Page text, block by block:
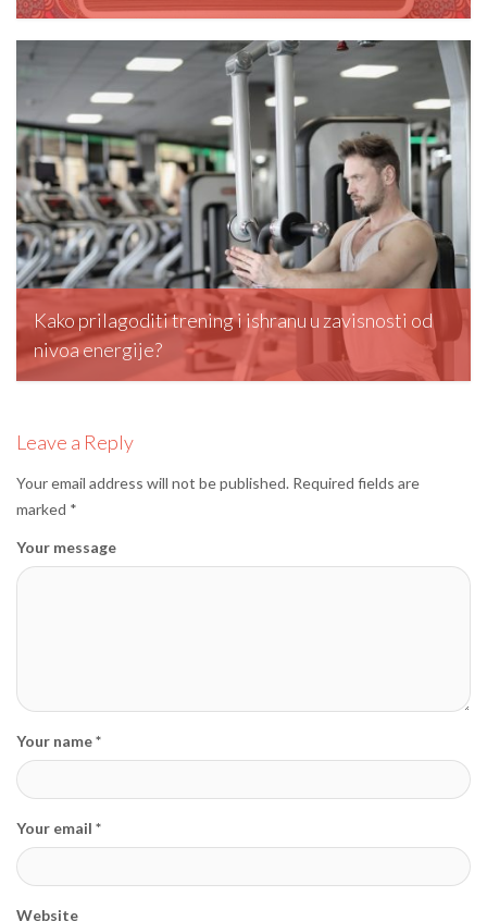
editormd, February 5, 2026
Kako prilagoditi trening i ishranu u zavisnosti od
nivoa energije?
Leave a Reply
Your email address will not be published. Required fields are
marked *
Your message
Your name *
Your email *
Website